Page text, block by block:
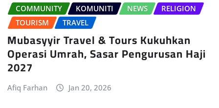
COMMUNITY KOMUNITI NEWS
RELIGION
TOURISM
TRAVEL
Mubasyyir Travel & Tours Kukuhkan
Operasi Umrah, Sasar Pengurusan Haji
2027
Afiq Farhan Jan 20, 2026